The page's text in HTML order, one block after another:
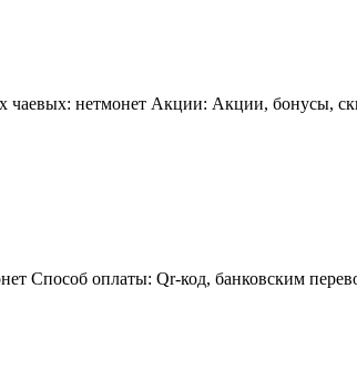
нетмонет Акции: Акции, бонусы,
Способ оплаты: Qr-код, банковским